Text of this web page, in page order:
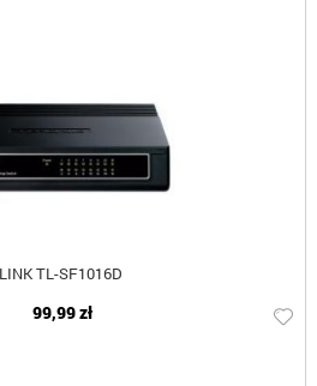
TL-SF1016D
99,99 zł